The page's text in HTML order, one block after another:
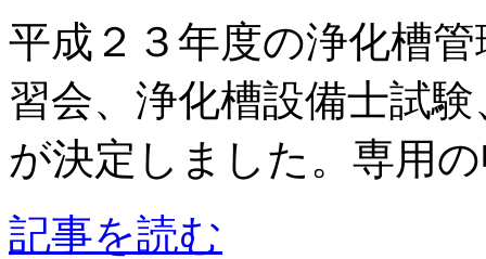
平成２３年度の浄化槽
習会、浄化槽設備士試
が決定しました。専用
記事を読む